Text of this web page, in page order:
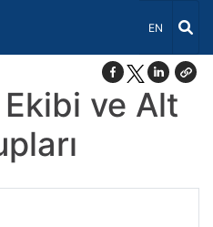
Dil Seçiniz
EN
ve Alt